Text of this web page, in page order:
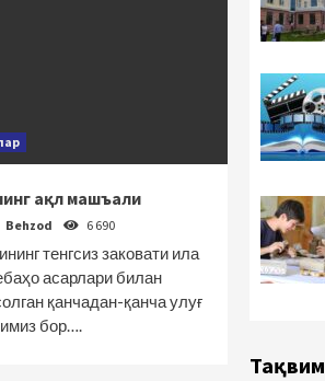
ақл машъали
Behzod 6 690
тенгсиз заковати ила
асарлари билан
қанчадан-қанча улуғ
бор….
Тақвим